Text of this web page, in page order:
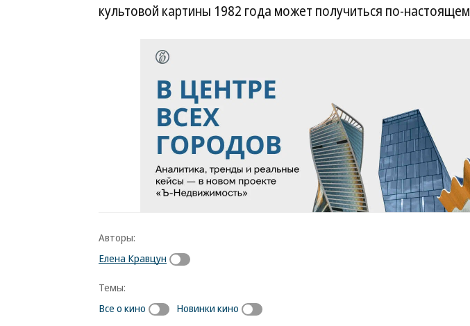
культовой картины 1982 года может получиться по-
Авторы:
Елена Кравцун
Темы:
Все о кино
Новинки кино